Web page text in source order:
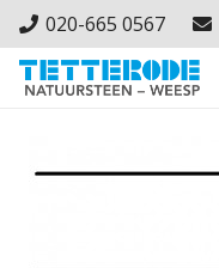
020-665 0567